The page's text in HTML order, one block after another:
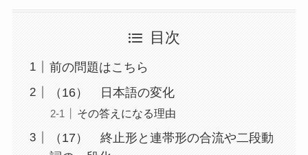
目次
前の問題はこちら
（16） 日本語の変化
その答えになる理由
（17） 終止形と連帯形の合流や二段動